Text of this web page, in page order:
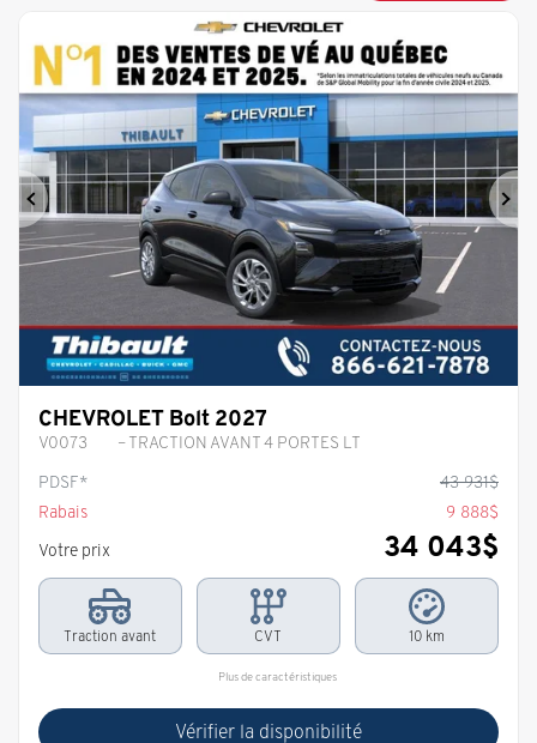
Précédent
CHEVROLET Bolt 2027
V0073
– TRACTION AVANT 4 PORTES LT
PDSF*
43 931$
Rabais
9 888$
Votre prix
34 043$
Traction avant CVT 10 km
Plus de caractéristiques
Vérifier la disponibilité